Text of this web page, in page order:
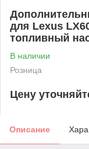
для Lexus
топливный
В наличии
Розница
Цену
Описание